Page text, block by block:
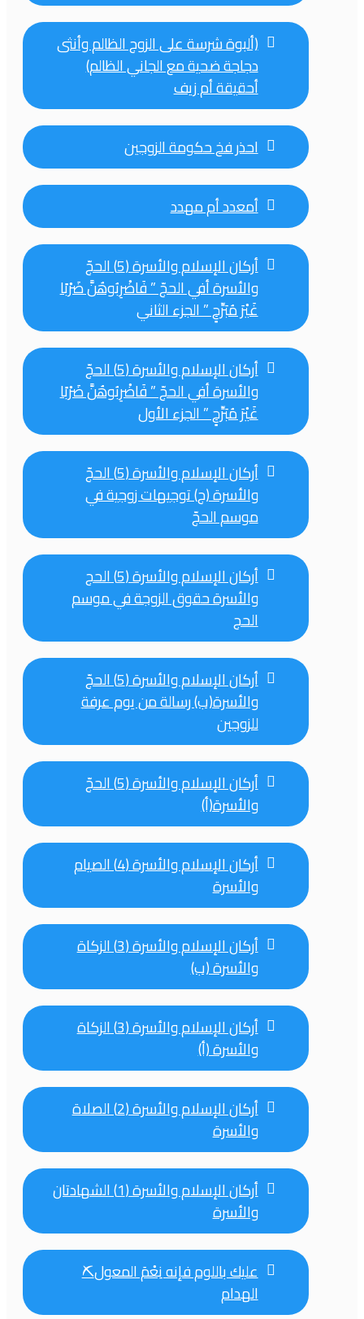
(ألبوة شرسة على الزوج الظالم وأنثى
دجاجة ضحية مع الجاني الظالم)
أحقيقة أم زيف
احذر فخ حكومة الزوجين
أمعدد أم مهدد
أركان الإسلام والأسرة (5) الحجّ
والأسرة أفي الحجّ ” فَاضْرِبُوهُنَّ ضَرْبًا
غَيْرَ مُبَرِّحٍ ” الجزء الثاني
أركان الإسلام والأسرة (5) الحجّ
والأسرة أفي الحجّ ” فَاضْرِبُوهُنَّ ضَرْبًا
غَيْرَ مُبَرِّحٍ ” الجزء الأول
أركان الإسلام والأسرة (5) الحجّ
والأسرة (ج) توجيهات زوجية في
موسم الحجّ
أركان الإسلام والأسرة (5) الحج
والأسرة حقوق الزوجة في موسم
الحج
أركان الإسلام والأسرة (5) الحجّ
والأسرة(ب) رسالة من يوم عرفة
للزوجين
أركان الإسلام والأسرة (5) الحجّ
والأسرة(أ)
أركان الإسلام والأسرة (4) الصيام
والأسرة
أركان الإسلام والأسرة (3) الزكاة
والأسرة (ب)
أركان الإسلام والأسرة (3) الزكاة
والأسرة (أ)
أركان الإسلام والأسرة (2) الصلاة
والأسرة
أركان الإسلام والأسرة (1) الشهادتان
والأسرة
عليك باللوم فإنه نِعْمَ المعول⁦⛏️⁩
الهدام